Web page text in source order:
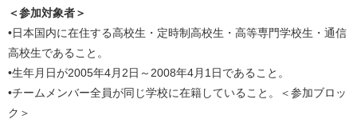
＜参加対象者＞
•日本国内に在住する高校生・定時制高校生・高等専門学校生・通信
高校生であること。
•生年月日が2005年4月2日～2008年4月1日であること。
•チームメンバー全員が同じ学校に在籍していること。＜参加ブロッ
ク＞